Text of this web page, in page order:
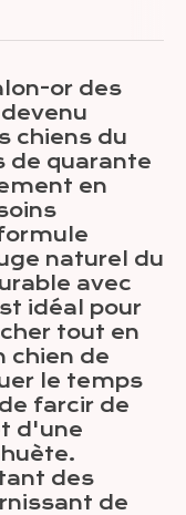
or des
chiens du
de quarante
en
naturel du
avec
idéal pour
tout en
chien de
le temps
farcir de
d'une
des
de